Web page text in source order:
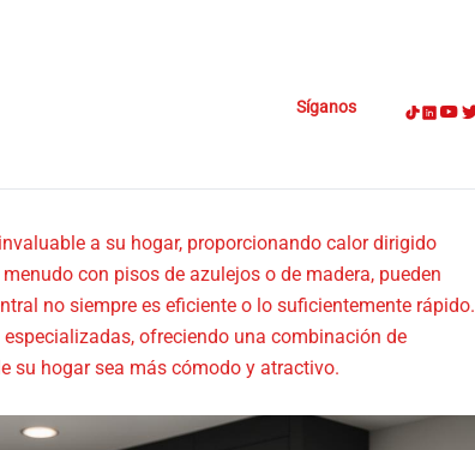
Síganos
a su hogar, proporcionando calor dirigido
con pisos de azulejos o de madera, pueden
no siempre es eficiente o lo suficientemente rápido.
ofreciendo una combinación de
su hogar sea más cómodo y atractivo.